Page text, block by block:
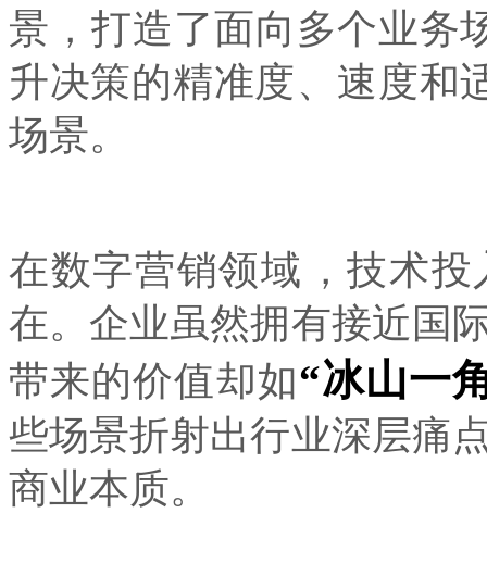
景，打造了面向多个业
升决策的精准度、速度
场景。
在数字营销领域，技术
在。企业虽然拥有接近国际
带来的价值却如“冰山一
些场景折射出行业深层痛点
商业本质。